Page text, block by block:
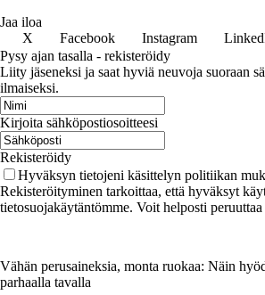
Jaa iloa
X
Facebook Instagram
Pysy ajan tasalla - rekisteröidy
Liity jäseneksi ja saat hyviä neuvoja suoraan
ilmaiseksi.
Kirjoita sähköpostiosoitteesi
Rekisteröidy
Hyväksyn tietojeni käsittelyn politiikan
Rekisteröityminen tarkoittaa, että hyväksyt
tietosuojakäytäntömme. Voit helposti
Vähän perusaineksia, monta ruokaa: Näin
parhaalla tavalla